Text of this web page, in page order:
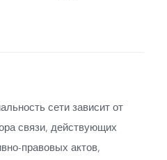
сети зависит от
связи, действующих
правовых актов,